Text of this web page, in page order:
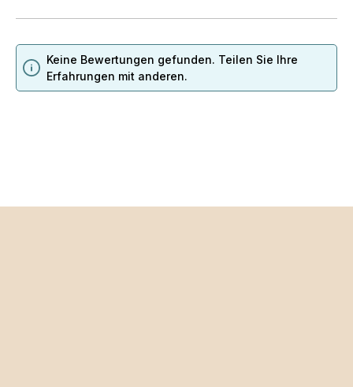
Keine Bewertungen gefunden. Teilen Sie Ihre
Erfahrungen mit anderen.